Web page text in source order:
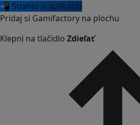
📲 Stiahni si aplikáciu
Pridaj si Gamifactory na plochu
Klepni na tlačidlo Zdieľať